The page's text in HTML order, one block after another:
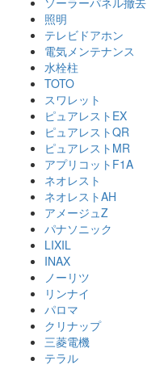
照明
テレビドアホン
電気メンテナンス
水栓柱
TOTO
スワレット
ピュアレストEX
ピュアレストQR
ピュアレストMR
アプリコットF1A
ネオレスト
ネオレストAH
アメージュZ
パナソニック
LIXIL
INAX
ノーリツ
リンナイ
パロマ
クリナップ
三菱電機
テラル